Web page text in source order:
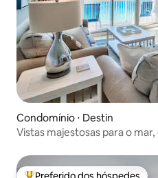
Condomínio ⋅ Destin
Vistas majestosas para o